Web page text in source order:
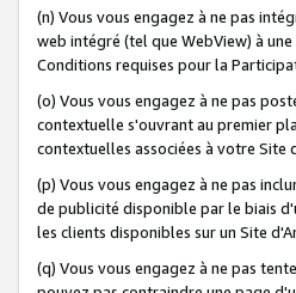
(n) Vous vous engagez à ne pas
web intégré (tel que WebView) à
Conditions requises pour la
(o) Vous vous engagez à ne pas
contextuelle s'ouvrant au premier
contextuelles associées à votre
(p) Vous vous engagez à ne pas
de publicité disponible par le biais
les clients disponibles sur un Site
(q) Vous vous engagez à ne pas